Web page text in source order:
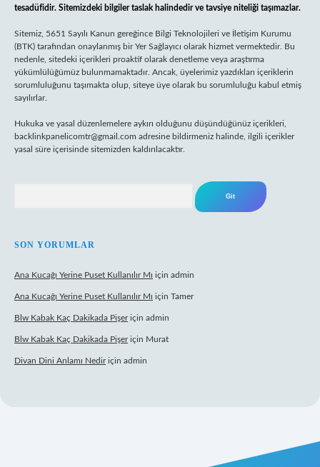
tesadüfidir. Sitemizdeki bilgiler taslak halindedir ve tavsiye niteliği taşımazlar.
Sitemiz, 5651 Sayılı Kanun gereğince Bilgi Teknolojileri ve İletişim Kurumu
(BTK) tarafından onaylanmış bir Yer Sağlayıcı olarak hizmet vermektedir. Bu
nedenle, sitedeki içerikleri proaktif olarak denetleme veya araştırma
yükümlülüğümüz bulunmamaktadır. Ancak, üyelerimiz yazdıkları içeriklerin
sorumluluğunu taşımakta olup, siteye üye olarak bu sorumluluğu kabul etmiş
sayılırlar.
Hukuka ve yasal düzenlemelere aykırı olduğunu düşündüğünüz içerikleri,
backlinkpanelicomtr@gmail.com adresine bildirmeniz halinde, ilgili içerikler
yasal süre içerisinde sitemizden kaldırılacaktır.
SON YORUMLAR
Ana Kucağı Yerine Puset Kullanılır Mı için admin
Ana Kucağı Yerine Puset Kullanılır Mı için Tamer
Blw Kabak Kaç Dakikada Pişeriçin admin
Blw Kabak Kaç Dakikada Pişeriçin Murat
Divan Dini Anlamı Nediriçin admin